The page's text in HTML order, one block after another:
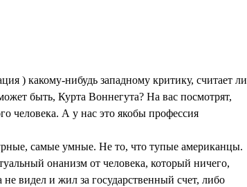
) какому-нибудь западному критику, считает ли
быть, Курта Воннегута? На вас посмотрят,
человека. А у нас это якобы профессия
самые умные. Не то, что тупые американцы.
онанизм от человека, который ничего,
видел и жил за государственный счет, либо